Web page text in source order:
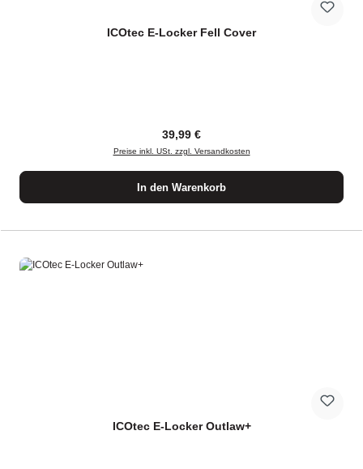
ICOtec E-Locker Fell Cover
Regulärer Preis:
39,99 €
Preise inkl. USt. zzgl. Versandkosten
In den Warenkorb
ICOtec E-Locker Outlaw+